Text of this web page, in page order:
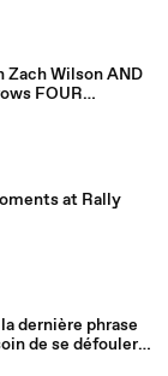
Zach Wilson AND
FOUR
Game
at Rally
dernière phrase
de se défouler